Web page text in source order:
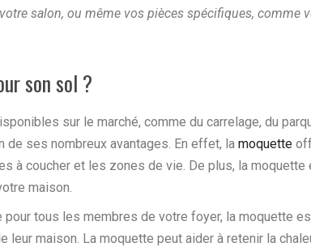
salon, ou même vos pièces spécifiques, comme
son sol ?
sur le marché, comme du carrelage, du
ses nombreux avantages. En effet, la moquette
à coucher et les zones de vie. De plus, la
maison.
pour tous les membres de votre foyer, la moquette
leur maison. La moquette peut aider à retenir la